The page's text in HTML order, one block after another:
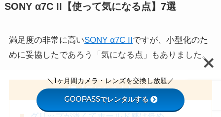
SONY α7C II【使って気になる点】7選
満足度の非常に高いSONY α7C II ですが、小型化のた
めに妥協したであろう「気になる点」もありました。
【気になる点】 7選
＼1ヶ月間カメラ・レンズを交換し放題／
GOOPASSでレンタルする